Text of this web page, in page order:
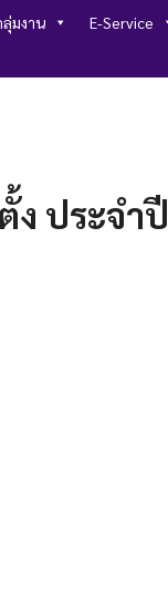
มงาน E-Service
ง ประจำปี